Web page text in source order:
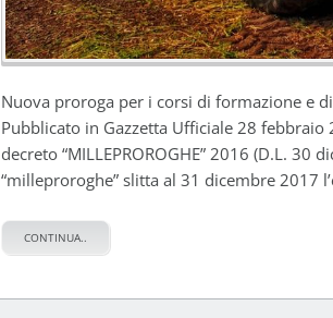
Nuova proroga per i corsi di formazione e
Pubblicato in Gazzetta Ufficiale 28 febbraio
decreto “MILLEPROROGHE” 2016 (D.L.
“milleproroghe” slitta al 31 dicembre 2017
CONTINUA..